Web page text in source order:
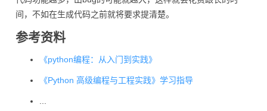
间，不如在生成代码之前就将要求提清楚。
参考资料
《python编程：从入门到实践》
《Python 高级编程与工程实践》学习指导